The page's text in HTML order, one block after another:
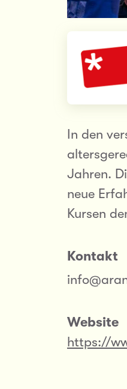
In den
Jahren.
neue
Kursen
Kontakt
Website
https://